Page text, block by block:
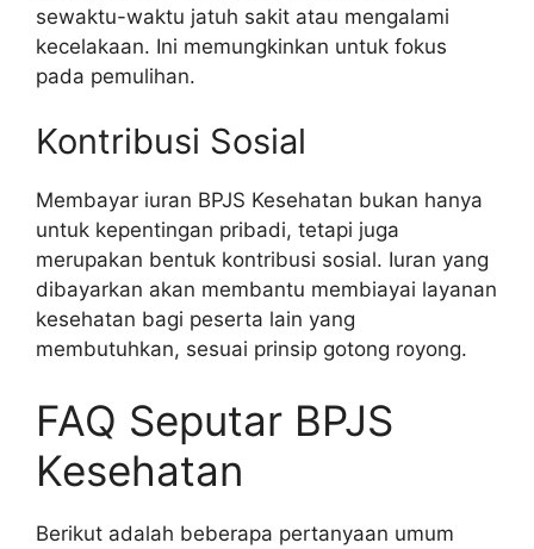
sewaktu-waktu jatuh sakit atau mengalami
kecelakaan. Ini memungkinkan untuk fokus
pada pemulihan.
Kontribusi Sosial
Membayar iuran BPJS Kesehatan bukan hanya
untuk kepentingan pribadi, tetapi juga
merupakan bentuk kontribusi sosial. Iuran yang
dibayarkan akan membantu membiayai layanan
kesehatan bagi peserta lain yang
membutuhkan, sesuai prinsip gotong royong.
FAQ Seputar BPJS
Kesehatan
Berikut adalah beberapa pertanyaan umum